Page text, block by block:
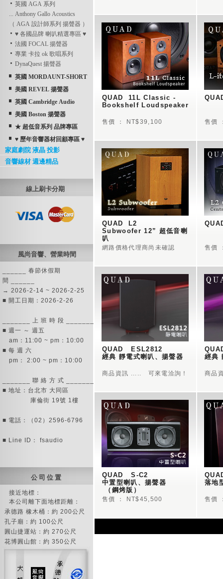
英國 AGA 系列
... Anthony Gallo Acoustics
（ AGA 設計師系列 揚聲器 ）
♥ 各國品牌 喇叭精選專區 ♥
法國 FOCAL 揚聲器
專業 卡拉 ok 歌唱系列
DynaQuest 揚聲器
英國 MORDAUNT-SHORT
美國 REVEL 揚聲器
英國 Cambridge Audio
美國 Boston 揚聲器
★ 超低音系列 品牌專區
♥ 歷年音響器材回顧專區 ♥
家庭劇院 液晶 投影
音響線材 週邊精品
線上刷卡分期
風尚音響、營業時間
______ 春節休假期
間 ______
→ 2026-2-14 ~ 2026-2-25
■ 開工日期：2026-2-26
_______ 上 班 時 段 _______
■ 週一 ～ 週五
am：11:00 ~ pm：10:00
■ 每 週 六
pm： 2:00 ~ pm：10:00
_______ 聯 絡 方 式 _______
■ 地址：台北市 大同區
庫倫街 19號 1樓
■ 電話：（02）2596-6796
■ Line ID： fsaudio
公 司 位 置
接近地標：
本公司離下面地標距離：
承德路 橡木桶：約 200公尺
孔子廟：約 100公尺
圓山捷運站：約 270公尺
花博圓山館：約 350公尺
QUAD  11L Classic -
Bookshelf Loudspeaker
售價 ： NT$39,100 售價
QUAD  L2
Subwoofer 12” 超低音喇
叭
網路價格代理商尚未確認 售價
QUAD   ESL2812
經典 靜電式喇叭、揚聲器
商品資訊 ..... 可來電洽詢！
經典
商品
QUAD   S-C2
中置型喇叭、揚聲器
（鋼烤版）
售價 ： NT$45,500
落地
售價